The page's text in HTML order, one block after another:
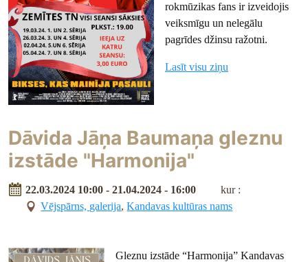
rokmūzikas fans ir izveidojis
veiksmīgu un nelegālu
pagrīdes džinsu ražotni.
Lasīt visu ziņu
Dāvida Jāņa Baumaņa gleznu
izstāde "Harmonija"
22.03.2024 10:00 - 21.04.2024 - 16:00
kur :
Vējspārns, galerija,Kandavas kultūras nams
Gleznu izstāde “Harmonija” Kandavas